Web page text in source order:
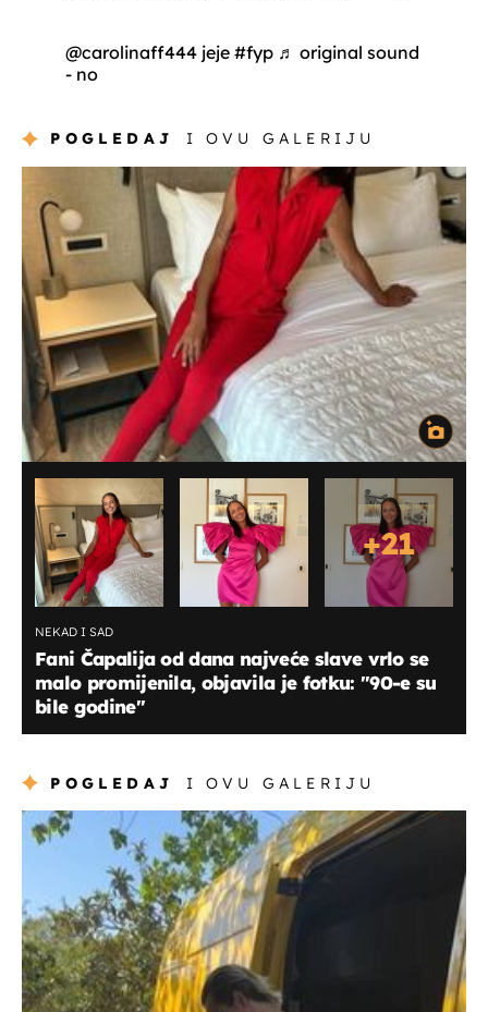
@carolinaff444 jeje #fyp ♬ original sound
- no
POGLEDAJ I OVU GALERIJU
+21
NEKAD I SAD
Fani Čapalija od dana najveće slave vrlo se
malo promijenila, objavila je fotku: ''90-e su
bile godine''
POGLEDAJ I OVU GALERIJU